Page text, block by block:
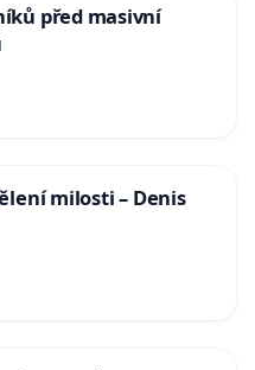
před masivní
milosti – Denis